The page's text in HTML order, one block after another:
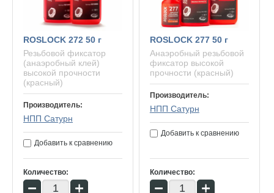
ROSLOCK 272 50 г
Резьбовой фиксатор
(анаэробный клей)
высокой прочности
(красный)
Производитель:
НПП Сатурн
Добавить к сравнению
Количество:
− +
ROSLOCK 277 50 г
Анаэробный резьбовой
фиксатор высокой
прочности (красный)
Производитель:
НПП Сатурн
Добавить к сравнению
Количество:
− +